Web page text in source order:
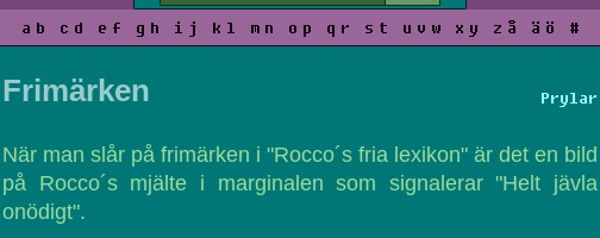
a b c d e f g h i j k l m n o p q r s t u v w x y z å ä ö #
Prylar
Frimärken
När man slår på frimärken i "Rocco´s fria lexikon" är det en bild
på Rocco´s mjälte i marginalen som signalerar "Helt jävla
onödigt".